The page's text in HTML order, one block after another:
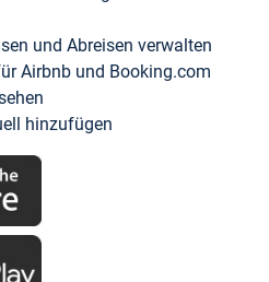
und Abreisen verwalten
Airbnb und Booking.com
hinzufügen